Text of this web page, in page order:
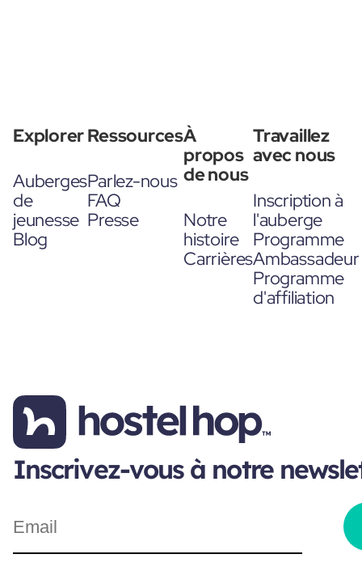
Explorer
Auberges
de
jeunesse
Blog
Ressources
Parlez-nous
FAQ
Presse
À
propos
de nous
Notre
histoire
Carrières
Travaillez
avec nous
Inscription à
l'auberge
Programme
Ambassadeur
Programme
d'affiliation
Inscrivez-vous à notre